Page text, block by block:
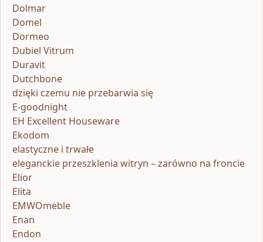
Dolmar
Domel
Dormeo
Dubiel Vitrum
Duravit
Dutchbone
dzięki czemu nie przebarwia się
E-goodnight
EH Excellent Houseware
Ekodom
elastyczne i trwałe
eleganckie przeszklenia witryn – zarówno na froncie
Elior
Elita
EMWOmeble
Enan
Endon